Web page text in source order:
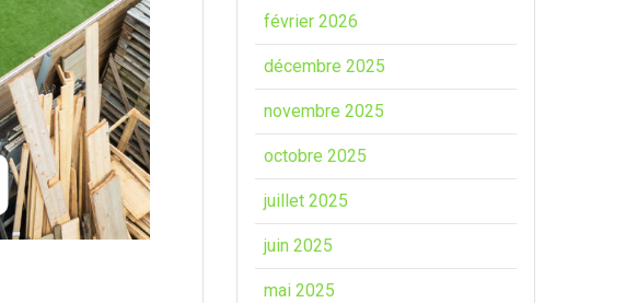
février 2026
décembre 2025
novembre 2025
octobre 2025
juillet 2025
juin 2025
mai 2025